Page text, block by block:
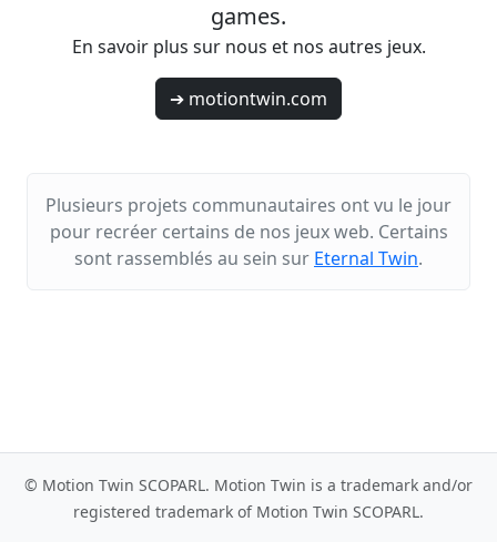
games.
En savoir plus sur nous et nos autres jeux.
➔ motiontwin.com
Plusieurs projets communautaires ont vu le jour
pour recréer certains de nos jeux web. Certains
sont rassemblés au sein sur Eternal Twin.
© Motion Twin SCOPARL. Motion Twin is a trademark and/or
registered trademark of Motion Twin SCOPARL.